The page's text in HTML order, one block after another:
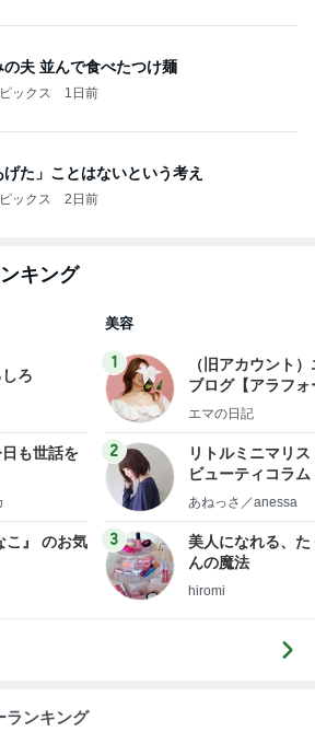
の夫 並んで食べたつけ麺
ックス 1日前
げた」ことはないという考え
ックス 2日前
キング
ろ
も世話を
こ』 のお気
美容
1
（旧アカウント
ブログ【アラフォ
社売却セカンドラ
エマの日記
2
リトルミニマリス
ビューティコラ
little
あねっさ／anessa
3
美人になれる、た
んの魔法
hiromi
ランキング